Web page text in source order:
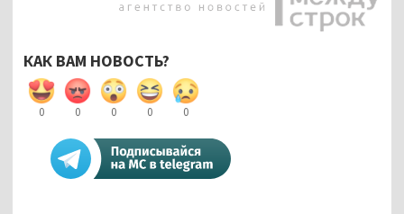
КАК ВАМ НОВОСТЬ?
0 0 0 0 0